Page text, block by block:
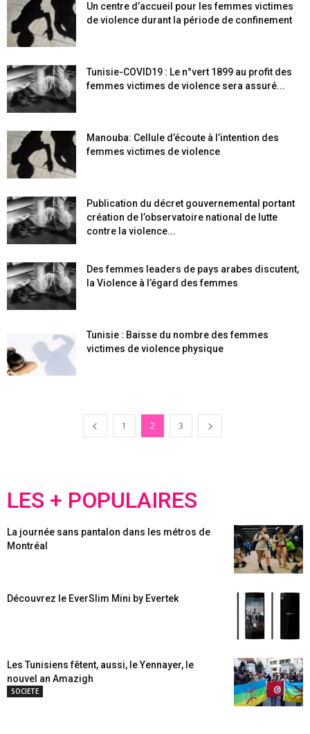
Un centre d’accueil pour les femmes victimes
de violence durant la période de confinement
Tunisie-COVID19 : Le n°vert 1899 au profit des
femmes victimes de violence sera assuré...
Manouba: Cellule d’écoute à l’intention des
femmes victimes de violence
Publication du décret gouvernemental portant
création de l’observatoire national de lutte
contre la violence...
Des femmes leaders de pays arabes discutent,
la Violence à l’égard des femmes
Tunisie : Baisse du nombre des femmes
victimes de violence physique
1 2 3
LES + POPULAIRES
La journée sans pantalon dans les métros de
Montréal
Découvrez le EverSlim Mini by Evertek
Les Tunisiens fêtent, aussi, le Yennayer, le
nouvel an Amazigh
SOCIETE